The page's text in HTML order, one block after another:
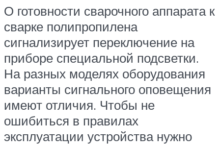
О готовности сварочного аппарата к
сварке полипропилена
сигнализирует переключение на
приборе специальной подсветки.
На разных моделях оборудования
варианты сигнального оповещения
имеют отличия. Чтобы не
ошибиться в правилах
эксплуатации устройства нужно